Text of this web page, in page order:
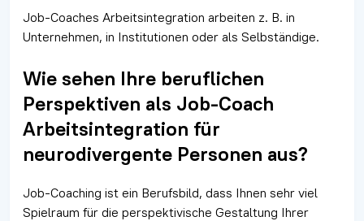
Job-Coaches Arbeitsintegration arbeiten z. B. in
Unternehmen, in Institutionen oder als Selbständige.
Wie sehen Ihre beruflichen
Perspektiven als Job-Coach
Arbeitsintegration für
neurodivergente Personen aus?
Job-Coaching ist ein Berufsbild, dass Ihnen sehr viel
Spielraum für die perspektivische Gestaltung Ihrer